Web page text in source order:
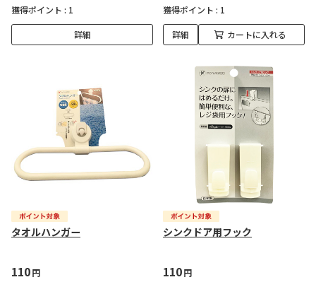
獲得ポイント : 1
詳細
獲得ポイント : 1
詳細 カートに入れる
タオルハンガー
110円
シンクドア用フック
110円